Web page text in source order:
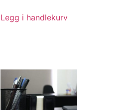
Legg i handlekurv